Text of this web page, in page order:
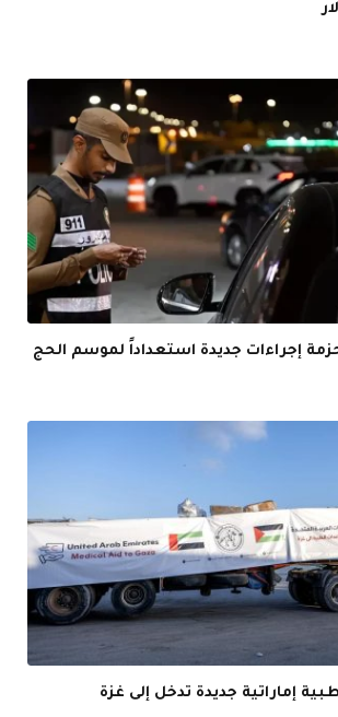
إجراءات جديدة استعداداً لموسم الحج
إماراتية جديدة تدخل إلى غزة